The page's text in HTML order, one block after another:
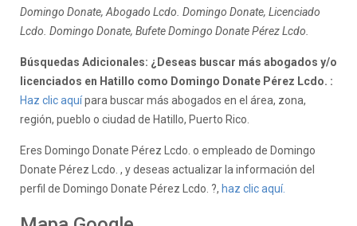
Domingo Donate, Abogado Lcdo. Domingo Donate, Licenciado
Lcdo. Domingo Donate, Bufete Domingo Donate Pérez Lcdo.
Búsquedas Adicionales: ¿Deseas buscar más abogados y/o
licenciados en Hatillo como Domingo Donate Pérez Lcdo. :
Haz clic aquípara buscar más abogados en el área, zona,
región, pueblo o ciudad de Hatillo, Puerto Rico.
Eres Domingo Donate Pérez Lcdo. o empleado de Domingo
Donate Pérez Lcdo. , y deseas actualizar la información del
perfil de Domingo Donate Pérez Lcdo. ?, haz clic aquí.